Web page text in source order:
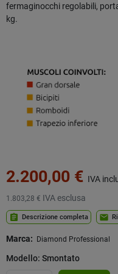
fermaginocchi regolabili,
kg.
2.200,00 € IVA
1.803,28 € IVA esclusa
assignment Descrizione completa mail
Marca: Diamond Professional
Modello: Smontato